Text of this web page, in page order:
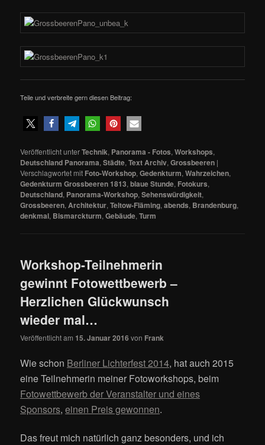
Teile und verbreite gern diesen Beitrag:
Veröffentlicht unterTechnik, Panorama - Fotos,Workshops,
Deutschland Panorama,Städte,Text Archiv,Grossbeeren |
Verschlagwortet mit Foto-Workshop,Gedenkturm,Wahrzeichen,
Gedenkturm Grossbeeren 1813,blaue Stunde, Fotokurs,
Deutschland, Panorama-Workshop,Sehenswürdigkeit,
Grossbeeren, Architektur,Teltow-Fläming,abends, Brandenburg,
denkmal, Bismarckturm,Gebäude,Turm
Workshop-Teilnehmerin
gewinnt Fotowettbewerb –
Herzlichen Glückwunsch
wieder mal…
Veröffentlicht am 15. Januar 2016 von Frank
Wie schon Berliner Lichterfest 2014, hat auch 2015
eine Teilnehmerin meiner Fotoworkshops, beim
Fotowettbewerb der Veranstalter und eines
Sponsors,einen Preis gewonnen.
Das freut mich natürlich ganz besonders, und ich